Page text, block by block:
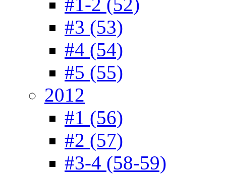
#3 (53)
#4 (54)
#5 (55)
2012
#1 (56)
#2 (57)
#3-4 (58-59)